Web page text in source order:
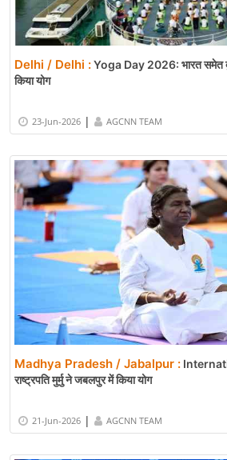
Delhi / Delhi :Yoga Day 2026: भारत समेत
किया योग
23-Jun-2026 | AGCNN TEAM
Madhya Pradesh / Jabalpur :
राष्ट्रपति मुर्मु ने जबलपुर में किया योग
21-Jun-2026 | AGCNN TEAM